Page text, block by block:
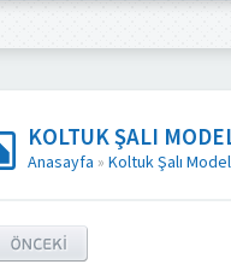
KOLTUK ŞALI
Anasayfa » Koltuk Şalı